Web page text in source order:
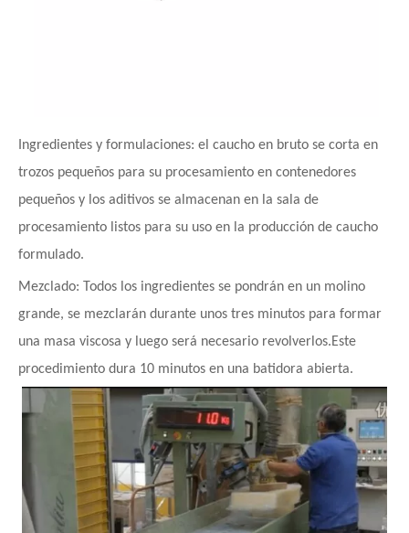
Ingredientes y formulaciones: el caucho en bruto se corta en
trozos pequeños para su procesamiento en contenedores
pequeños y los aditivos se almacenan en la sala de
procesamiento listos para su uso en la producción de caucho
formulado.
Mezclado: Todos los ingredientes se pondrán en un molino
grande, se mezclarán durante unos tres minutos para formar
una masa viscosa y luego será necesario revolverlos.Este
procedimiento dura 10 minutos en una batidora abierta.